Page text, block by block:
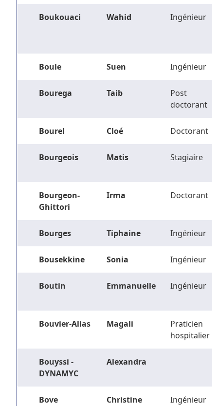
Boukouaci Wahid Ingénieur
Boule Suen Ingénieur
Bourega Taib
Post
doctorant
Bourel Cloé Doctorant
Bourgeois Matis Stagiaire
Bourgeon-
Ghittori
Irma Doctorant
Bourges Tiphaine Ingénieur
Bousekkine Sonia Ingénieur
Boutin Emmanuelle Ingénieur
Bouvier-Alias Magali
Praticien
hospitalier
Bouyssi -
DYNAMYC
Alexandra
Bove Christine Ingénieur